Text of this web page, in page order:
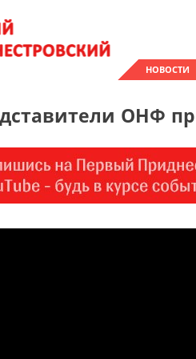
НОВОСТИ
ОНФ